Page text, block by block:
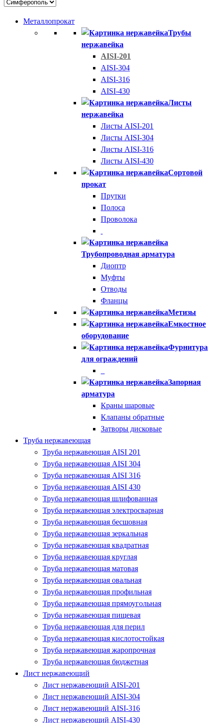
Металлопрокат
Трубы
нержавейка
AISI-201
AISI-304
AISI-316
AISI-430
Листы
нержавейка
Листы AISI-201
Листы AISI-304
Листы AISI-316
Листы AISI-430
Сортовой
прокат
Прутки
Полоса
Проволока
Трубопроводная арматура
Диоптр
Муфты
Отводы
Фланцы
Метизы
Емкостное
оборудование
Фурнитура
для ограждений
Запорная
арматура
Краны шаровые
Клапаны обратные
Затворы дисковые
Труба нержавеющая
Труба нержавеющая AISI 201
Труба нержавеющая AISI 304
Труба нержавеющая AISI 316
Труба нержавеющая AISI 430
Труба нержавеющая шлифованная
Труба нержавеющая электросварная
Труба нержавеющая бесшовная
Труба нержавеющая зеркальная
Труба нержавеющая квадратная
Труба нержавеющая круглая
Труба нержавеющая матовая
Труба нержавеющая овальная
Труба нержавеющая профильная
Труба нержавеющая прямоугольная
Труба нержавеющая пищевая
Труба нержавеющая для перил
Труба нержавеющая кислотостойкая
Труба нержавеющая жаропрочная
Труба нержавеющая бюджетная
Лист нержавеющий
Лист нержавеющий AISI-201
Лист нержавеющий AISI-304
Лист нержавеющий AISI-316
Лист нержавеющий AISI-430